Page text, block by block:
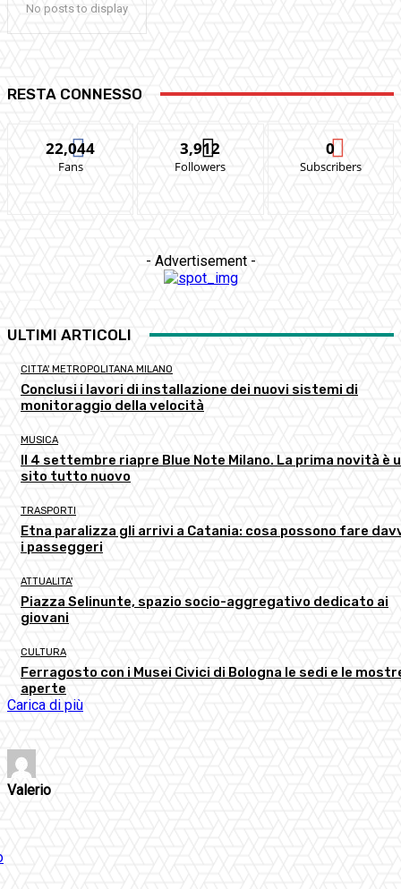
No posts to display
RESTA CONNESSO
22,044
Fans
3,912
Followers
0
Subscribers
- Advertisement -
ULTIMI ARTICOLI
CITTA' METROPOLITANA MILANO
Conclusi i lavori di installazione dei nuovi sistemi di
monitoraggio della velocità
MUSICA
Il 4 settembre riapre Blue Note Milano. La prima novità è
sito tutto nuovo
TRASPORTI
Etna paralizza gli arrivi a Catania: cosa possono fare
i passeggeri
ATTUALITA'
Piazza Selinunte, spazio socio-aggregativo dedicato ai
giovani
CULTURA
Ferragosto con i Musei Civici di Bologna le sedi e le
aperte
Carica di più
Valerio